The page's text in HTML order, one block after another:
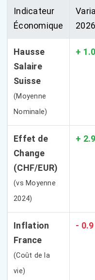
Indicateur
Économique
2026
Hausse
Salaire
Suisse
(Moyenne
Nominale)
+
Effet de
Change
(CHF/EUR)
(vs Moyenne
2024)
+
Inflation
France
(Coût de la
vie)
- 0.9